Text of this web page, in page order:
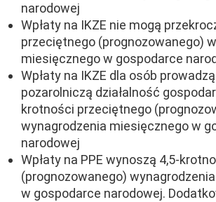
narodowej
Wpłaty na IKZE nie mogą
przeciętnego (prognozowanego)
miesięcznego w gospodarce
Wpłaty na IKZE dla osób
pozarolniczą działalność
krotności przeciętnego
wynagrodzenia miesięcznego w
narodowej
Wpłaty na PPE wynoszą 4,5-
(prognozowanego)
w gospodarce narodowej.